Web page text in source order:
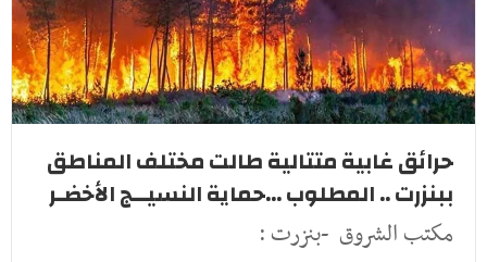
حرائق غابية متتالية طالت مختلف المناطق
ببنزرت .. المطلوب ...حماية النسيــج الأخضـر
مكتب الشروق -بنزرت :